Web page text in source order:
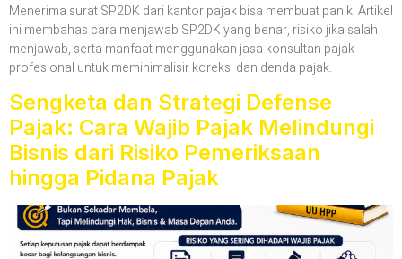
Menerima surat SP2DK dari kantor pajak bisa membuat panik. Artikel
ini membahas cara menjawab SP2DK yang benar, risiko jika salah
menjawab, serta manfaat menggunakan jasa konsultan pajak
profesional untuk meminimalisir koreksi dan denda pajak.
Sengketa dan Strategi Defense
Pajak: Cara Wajib Pajak Melindungi
Bisnis dari Risiko Pemeriksaan
hingga Pidana Pajak